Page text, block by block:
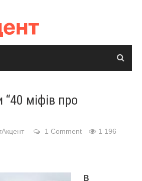
міфів про
1 Comment 1 196
В